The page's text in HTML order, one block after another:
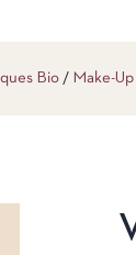
Bio Make-